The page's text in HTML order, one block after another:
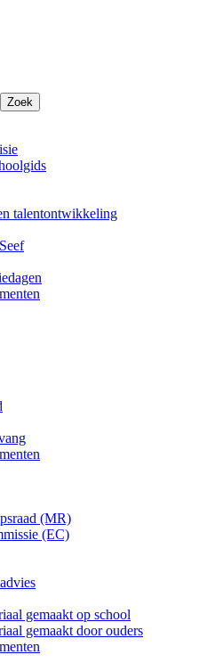
Zoek
talentontwikkeling
(MR)
(EC)
gemaakt op school
gemaakt door ouders